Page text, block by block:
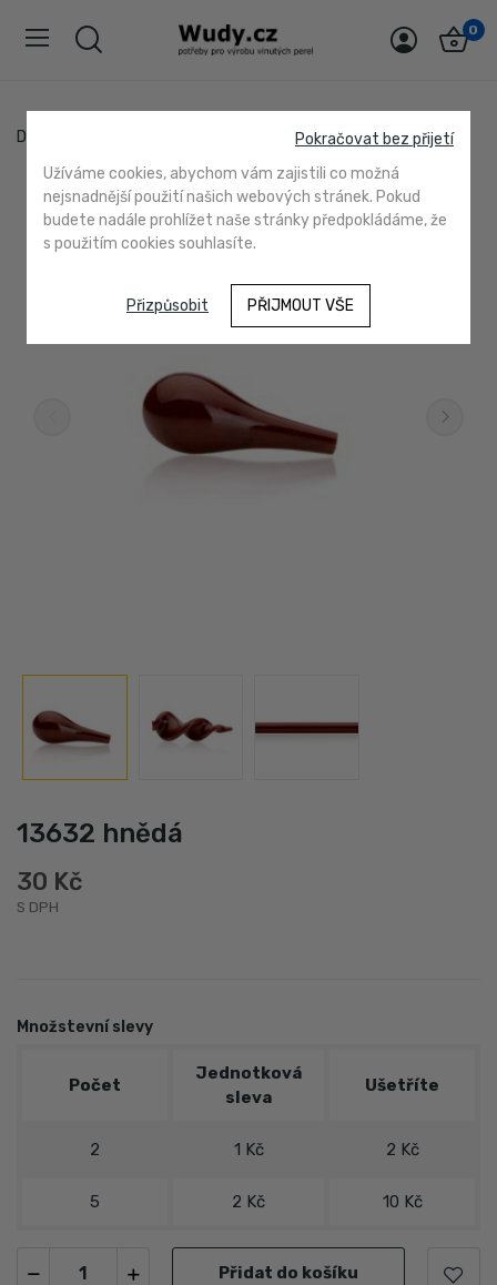
0
Domů
13632 hnědá
30 Kč
S DPH
Množstevní slevy
Počet
Jednotková
sleva
Ušetříte
2 1 Kč 2 Kč
5 2 Kč 10 Kč
Přidat do košíku
Pokračovat bez přijetí
Užíváme cookies, abychom vám zajistili co možná
nejsnadnější použití našich webových stránek. Pokud
budete nadále prohlížet naše stránky předpokládáme, že
s použitím cookies souhlasíte.
Přizpůsobit PŘIJMOUT VŠE